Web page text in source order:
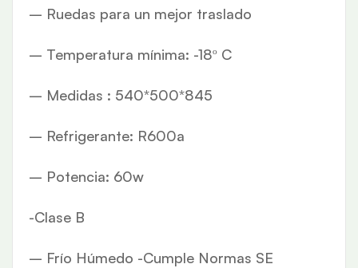
– Ruedas para un mejor traslado
– Temperatura mínima: -18º C
– Medidas : 540*500*845
– Refrigerante: R600a
– Potencia: 60w
-Clase B
– Frío Húmedo -Cumple Normas SE